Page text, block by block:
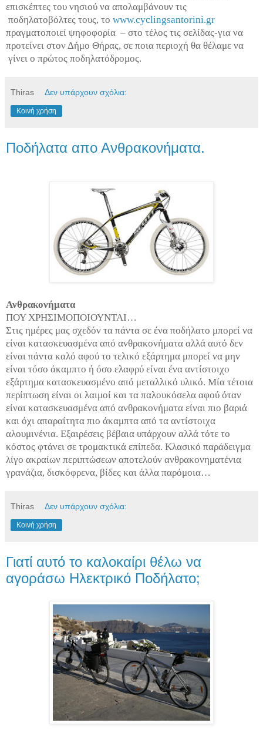
επισκέπτες του νησιού να απολαμβάνουν τις
ποδηλατοβόλτες τους, το www.cyclingsantorini.gr
πραγματοποιεί ψηφοφορία – στο τέλος τις σελίδας-για να
προτείνει στον Δήμο Θήρας, σε ποια περιοχή θα θέλαμε να
γίνει ο πρώτος ποδηλατόδρομος.
Thiras Δεν υπάρχουν σχόλια:
Κοινή χρήση
Ποδήλατα απο Ανθρακονήματα.
Ανθρακονήματα
ΠΟΥ ΧΡΗΣΙΜΟΠΟΙΟΥΝΤΑΙ…
Στις ημέρες μας σχεδόν τα πάντα σε ένα ποδήλατο μπορεί να
είναι κατασκευασμένα από ανθρακονήματα αλλά αυτό δεν
είναι πάντα καλό αφού το τελικό εξάρτημα μπορεί να μην
είναι τόσο άκαμπτο ή όσο ελαφρύ είναι ένα αντίστοιχο
εξάρτημα κατασκευασμένο από μεταλλικό υλικό. Μία τέτοια
περίπτωση είναι οι λαιμοί και τα παλουκόσελα αφού όταν
είναι κατασκευασμένα από ανθρακονήματα είναι πιο βαριά
και όχι απαραίτητα πιο άκαμπτα από τα αντίστοιχα
αλουμινένια. Εξαιρέσεις βέβαια υπάρχουν αλλά τότε το
κόστος φτάνει σε τρομακτικά επίπεδα. Κλασικό παράδειγμα
λίγο ακραίων περιπτώσεων αποτελούν ανθρακονηματένια
γρανάζια, δισκόφρενα, βίδες και άλλα παρόμοια…
Thiras Δεν υπάρχουν σχόλια:
Κοινή χρήση
Γιατί αυτό το καλοκαίρι θέλω να
αγοράσω Ηλεκτρικό Ποδήλατο;